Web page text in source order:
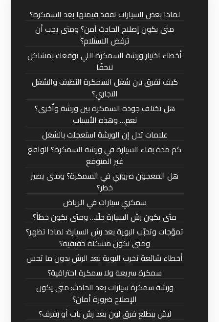
لماذا بعض السيارات تفقد قيمتها بعد السمكرة؟
متى يكون إصلاح الحادث آمن؟ ومتى يجب أن
ترفض الاستلام؟
أخطاء اختيار ورشة السمكرة اللي توقعك بمشاكل
لاحقًا
كيف تفرق بين شغل السمكرة النظيف والشغل
التجاري؟
هل تختلف جودة السمكرة بين ورشة وأخرى؟
نعم… وهذه الأسباب
علامات تدل إن الورشة استعجلت بالشغل
كم مدة بقاء السيارة في ورشة السمكرة؟ الواقع
غير المتوقع
هل المعجون ضروري في السمكرة؟ ومتى يصير
خطر؟
سمكري سيارات في الرياض
متى يكون رش السيارة حلًا… ومتى يكون خطأ؟
تموّجات وتحبّب البوية بعد رش السيارة: لماذا تظهر؟
ومتى تكون مشكلة حقيقية؟
أخطاء شائعة تخرب البوية بعد الرش بدون ما تحس
سمكرة سريعة ولا سمكرة احترافية؟
ورشة سمكرة سيارات بعد الحادث: متى يكون
الإصلاح ضرورة أمان؟
ليش بيطلع فرق لون بعد رش باب أو رفرف؟